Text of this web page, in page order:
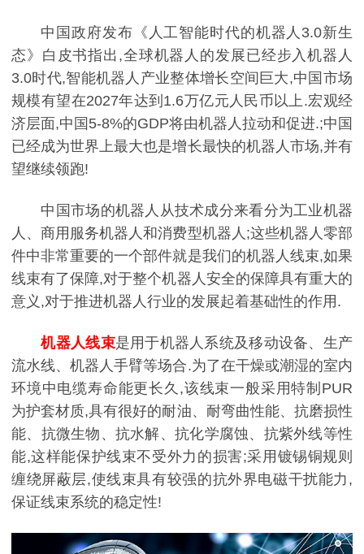
中国政府发布《人工智能时代的机器人3.0新生
态》白皮书指出,全球机器人的发展已经步入机器人
3.0时代,智能机器人产业整体增长空间巨大,中国市场
规模有望在2027年达到1.6万亿元人民币以上.宏观经
济层面,中国5-8%的GDP将由机器人拉动和促进.;中国
已经成为世界上最大也是增长最快的机器人市场,并有
望继续领跑!
中国市场的机器人从技术成分来看分为工业机器
人、商用服务机器人和消费型机器人;这些机器人零部
件中非常重要的一个部件就是我们的机器人线束,如果
线束有了保障,对于整个机器人安全的保障具有重大的
意义,对于推进机器人行业的发展起着基础性的作用.
机器人线束是用于机器人系统及移动设备、生产
流水线、机器人手臂等场合.为了在干燥或潮湿的室内
环境中电缆寿命能更长久,该线束一般采用特制PUR
为护套材质,具有很好的耐油、耐弯曲性能、抗磨损性
能、抗微生物、抗水解、抗化学腐蚀、抗紫外线等性
能,这样能保护线束不受外力的损害;采用镀锡铜规则
缠绕屏蔽层,使线束具有较强的抗外界电磁干扰能力,
保证线束系统的稳定性!